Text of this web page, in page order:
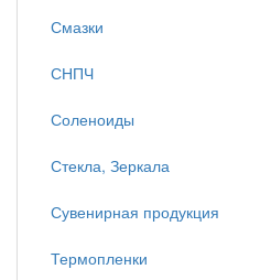
Смазки
СНПЧ
Соленоиды
Стекла, Зеркала
Сувенирная продукция
Термопленки